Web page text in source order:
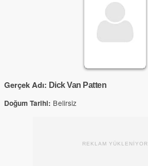
Gerçek Adı: Dick Van Patten
Doğum Tarihi: Belirsiz
REKLAM YÜKLENİYOR